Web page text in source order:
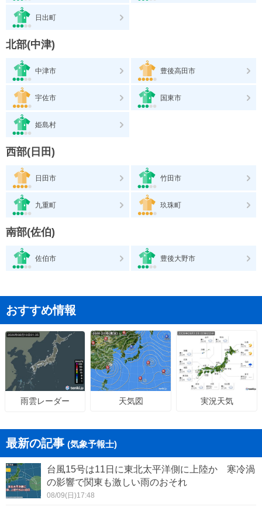
日出町
北部(中津)
中津市 豊後高田市
宇佐市 国東市
姫島村
西部(日田)
日田市 竹田市
九重町 玖珠町
南部(佐伯)
佐伯市 豊後大野市
おすすめ情報
雨雲レーダー 天気図 実況天気
最新の記事 (気象予報士)
台風15号は11日に東北太平洋側に上陸か 寒冷渦
の影響で関東も激しい雨のおそれ
08/09(日)17:48